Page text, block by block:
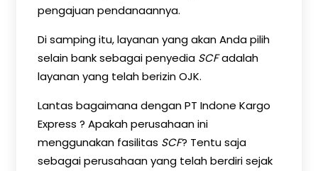
pengajuan pendanaannya.
Di samping itu, layanan yang akan Anda pilih
selain bank sebagai penyedia SCFadalah
layanan yang telah berizin OJK.
Lantas bagaimana dengan PT Indone Kargo
Express ? Apakah perusahaan ini
menggunakan fasilitas SCF? Tentu saja
sebagai perusahaan yang telah berdiri sejak